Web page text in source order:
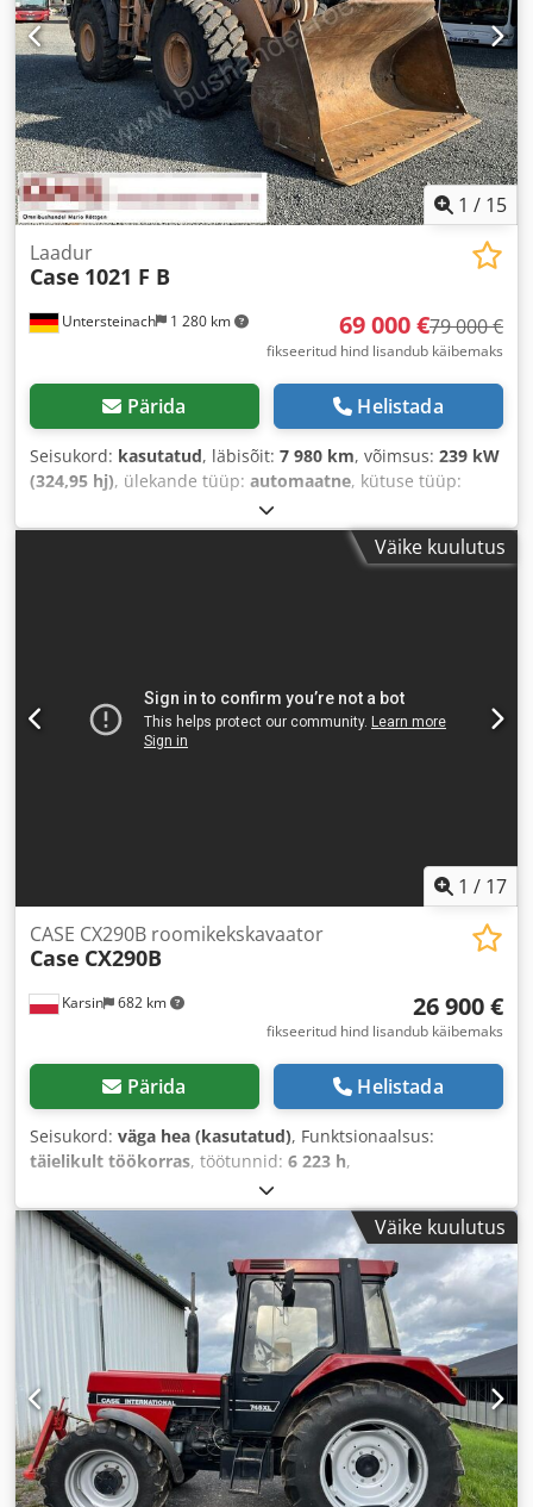
1 / 15
Untersteinach 1 280 km
Laadur
Case 1021 F B
69 000 €79 000 €
fikseeritud hind lisandub käibemaks
Pärida Helistada
Seisukord: kasutatud, läbisõit: 7 980 km, võimsus: 239 kW
(324,95 hj), ülekande tüüp: automaatne, kütuse tüüp:
, esmane registreerimine:
Ehitusaasta:2013, Varustus:kliimaseade,
Väike kuulutus
1 / 17
Karsin 682 km
CASE CX290B roomikekskavaator
Case CX290B
26 900 €
fikseeritud hind lisandub käibemaks
Pärida Helistada
Seisukord: väga hea (kasutatud), Funktsionaalsus:
täielikult töökorras, töötunnid: 6 223 h,
Väike kuulutus